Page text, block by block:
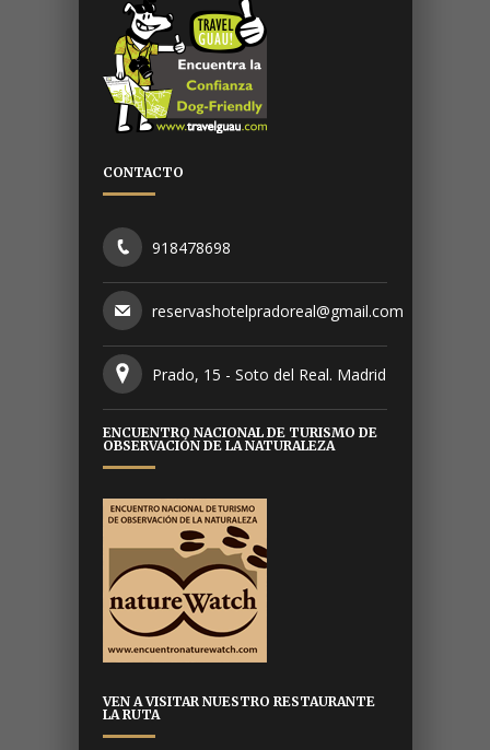
CONTACTO
918478698
reservashotelpradoreal@gmail.com
Prado, 15 - Soto del Real. Madrid
ENCUENTRO NACIONAL DE TURISMO DE
OBSERVACIÓN DE LA NATURALEZA
VEN A VISITAR NUESTRO RESTAURANTE
LA RUTA